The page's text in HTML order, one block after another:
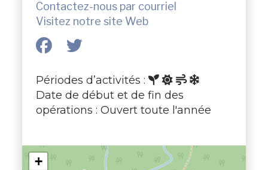
Contactez-nous par courriel
Visitez notre site Web
Périodes d’activités :
Date de début et de fin des
opérations : Ouvert toute l'année
+